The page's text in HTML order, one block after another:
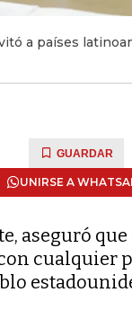
a países
GUARDAR
UNIRSE A
aseguró
cualquier